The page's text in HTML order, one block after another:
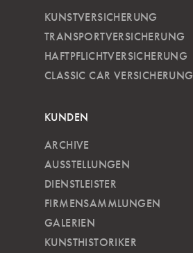
KUNSTVERSICHERUNG
TRANSPORTVERSICHERUNG
HAFTPFLICHTVERSICHERUNG
CLASSIC CAR VERSICHERUNG
KUNDEN
ARCHIVE
AUSSTELLUNGEN
DIENSTLEISTER
FIRMENSAMMLUNGEN
GALERIEN
KUNSTHISTORIKER